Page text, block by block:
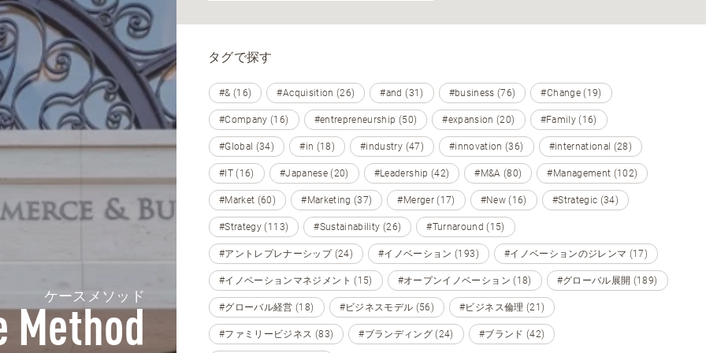
ケースメソッド
Method
タグで探す
#& (16) #Acquisition (26) #and (31) #business (76) #Change (19)
#Company (16) #entrepreneurship (50) #expansion (20) #Family (16)
#Global (34) #in (18) #industry (47) #innovation (36) #international (28)
#IT (16) #Japanese (20) #Leadership (42) #M&A (80) #Management (102)
#Market (60) #Marketing (37) #Merger (17) #New (16) #Strategic (34)
#Strategy (113) #Sustainability (26) #Turnaround (15)
#アントレプレナーシップ (24) #イノベーション (193) #イノベーションのジレンマ (17)
#イノベーションマネジメント (15) #オープンイノベーション (18) #グローバル展開 (189)
#グローバル経営 (18) #ビジネスモデル (56) #ビジネス倫理 (21)
#ファミリービジネス (83) #ブランディング (24) #ブランド (42)